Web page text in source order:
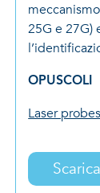
25G e 27G)
OPUSCOLI
Laser